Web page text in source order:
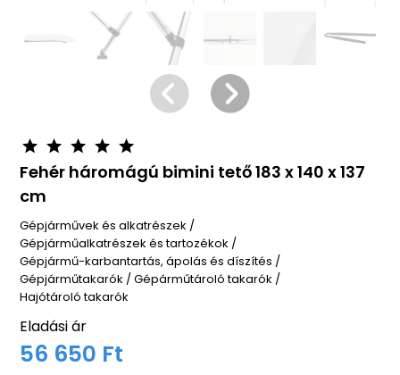
Fehér háromágú bimini tető 183 x 140 x 137
cm
Gépjárművek és alkatrészek /
Gépjárműalkatrészek és tartozékok /
Gépjármű-karbantartás, ápolás és díszítés /
Gépjárműtakarók /Gépárműtároló takarók /
Hajótároló takarók
Eladási ár
56 650 Ft